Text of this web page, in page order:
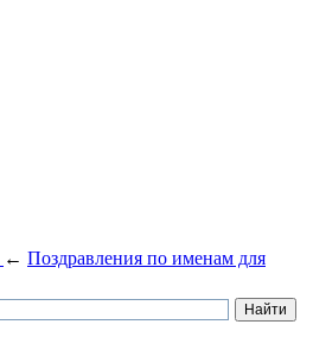
← Поздравления по именам для